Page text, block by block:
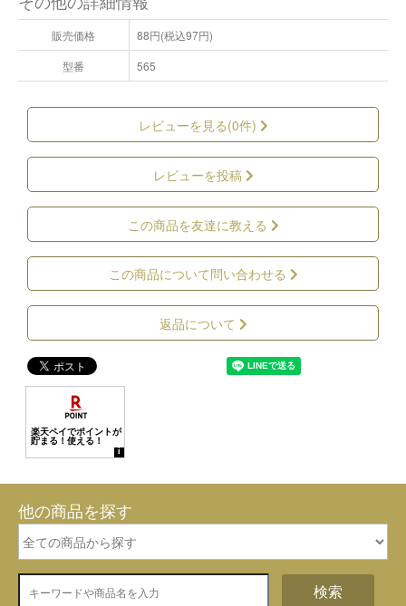
販売価格
88円(税込97円)
型番
565
レビューを見る(0件)
レビューを投稿
この商品を友達に教える
この商品について問い合わせる
返品について
他の商品を探す
検索